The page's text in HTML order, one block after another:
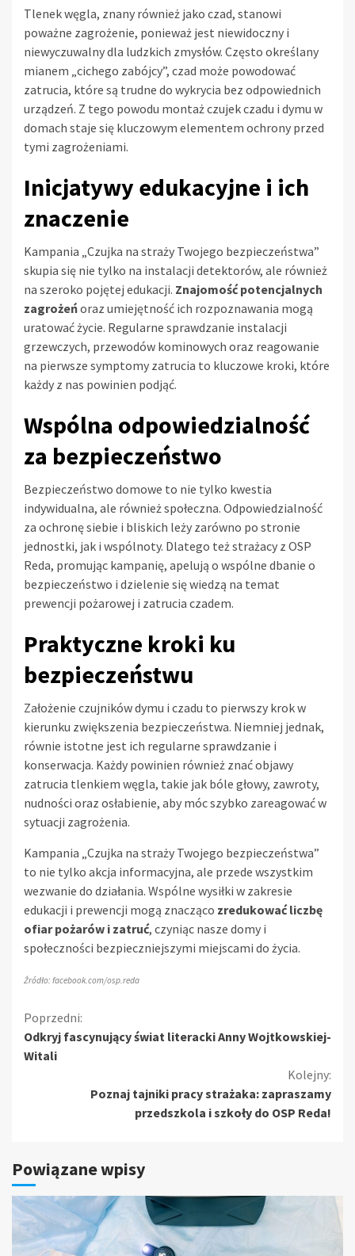
Tlenek węgla, znany również jako czad, stanowi
poważne zagrożenie, ponieważ jest niewidoczny i
niewyczuwalny dla ludzkich zmysłów. Często określany
mianem „cichego zabójcy”, czad może powodować
zatrucia, które są trudne do wykrycia bez odpowiednich
urządzeń. Z tego powodu montaż czujek czadu i dymu w
domach staje się kluczowym elementem ochrony przed
tymi zagrożeniami.
Inicjatywy edukacyjne i ich
znaczenie
Kampania „Czujka na straży Twojego bezpieczeństwa”
skupia się nie tylko na instalacji detektorów, ale również
na szeroko pojętej edukacji. Znajomość potencjalnych
zagrożeńoraz umiejętność ich rozpoznawania mogą
uratować życie. Regularne sprawdzanie instalacji
grzewczych, przewodów kominowych oraz reagowanie
na pierwsze symptomy zatrucia to kluczowe kroki, które
każdy z nas powinien podjąć.
Wspólna odpowiedzialność
za bezpieczeństwo
Bezpieczeństwo domowe to nie tylko kwestia
indywidualna, ale również społeczna. Odpowiedzialność
za ochronę siebie i bliskich leży zarówno po stronie
jednostki, jak i wspólnoty. Dlatego też strażacy z OSP
Reda, promując kampanię, apelują o wspólne dbanie o
bezpieczeństwo i dzielenie się wiedzą na temat
prewencji pożarowej i zatrucia czadem.
Praktyczne kroki ku
bezpieczeństwu
Założenie czujników dymu i czadu to pierwszy krok w
kierunku zwiększenia bezpieczeństwa. Niemniej jednak,
równie istotne jest ich regularne sprawdzanie i
konserwacja. Każdy powinien również znać objawy
zatrucia tlenkiem węgla, takie jak bóle głowy, zawroty,
nudności oraz osłabienie, aby móc szybko zareagować w
sytuacji zagrożenia.
Kampania „Czujka na straży Twojego bezpieczeństwa”
to nie tylko akcja informacyjna, ale przede wszystkim
wezwanie do działania. Wspólne wysiłki w zakresie
edukacji i prewencji mogą znacząco zredukować liczbę
ofiar pożarów i zatruć, czyniąc nasze domy i
społeczności bezpieczniejszymi miejscami do życia.
Źródło: facebook.com/osp.reda
Kontynuuj
czytanie
Poprzedni:
Odkryj fascynujący świat literacki Anny Wojtkowskiej-
Witali
Kolejny:
Poznaj tajniki pracy strażaka: zapraszamy
przedszkola i szkoły do OSP Reda!
Powiązane wpisy